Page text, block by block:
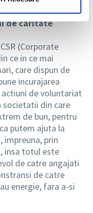
de caritate
(Corporate
ce in ce mai
care dispun de
incurajarea
de voluntariat
societatii din care
de bun, pentru
putem ajuta la
prin
insa totul este
de catre angajati
de catre
energie, fara a-si